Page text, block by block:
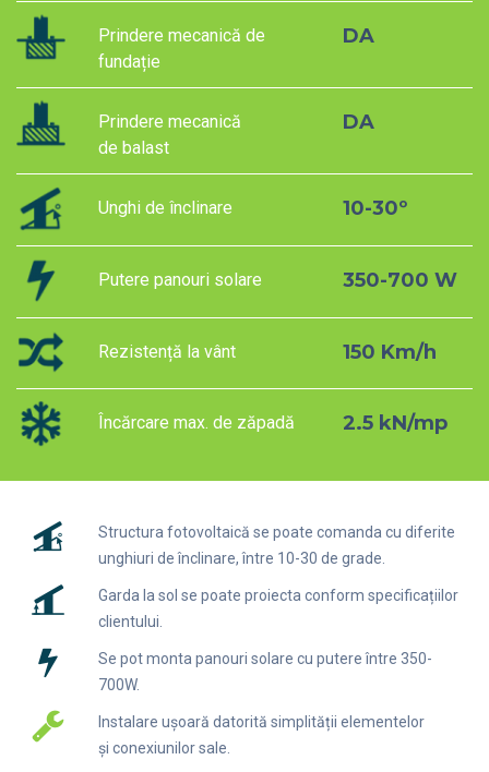
Prindere mecanică de
fundație
DA
Prindere mecanică
de balast
DA
Unghi de înclinare 10-30º
Putere panouri solare 350-700 W
Rezistență la vânt 150 Km/h
Încărcare max. de zăpadă 2.5 kN/mp
Structura fotovoltaică se poate comanda cu diferite
unghiuri de înclinare, între 10-30 de grade.
Garda la sol se poate proiecta conform specificațiilor
clientului.
Se pot monta panouri solare cu putere între 350-
700W.
Instalare ușoară datorită simplității elementelor
și conexiunilor sale.